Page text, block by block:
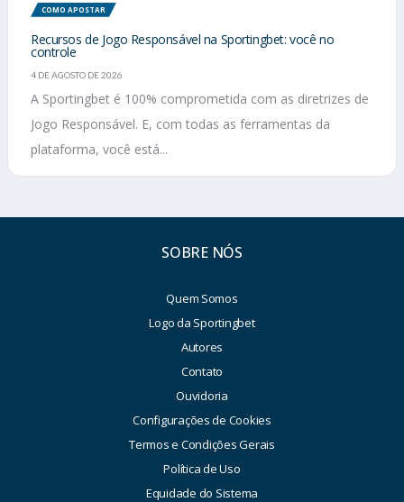
COMO APOSTAR
Recursos de Jogo Responsável na Sportingbet: você no
controle
4 DE AGOSTO DE 2026
A Sportingbet é 100% comprometida com as diretrizes de
Jogo Responsável. E, com todas as ferramentas da
plataforma, você está...
SOBRE NÓS
Quem Somos
Logo da Sportingbet
Autores
Contato
Ouvidoria
Configurações de Cookies
Termos e Condições Gerais
Política de Uso
Equidade do Sistema